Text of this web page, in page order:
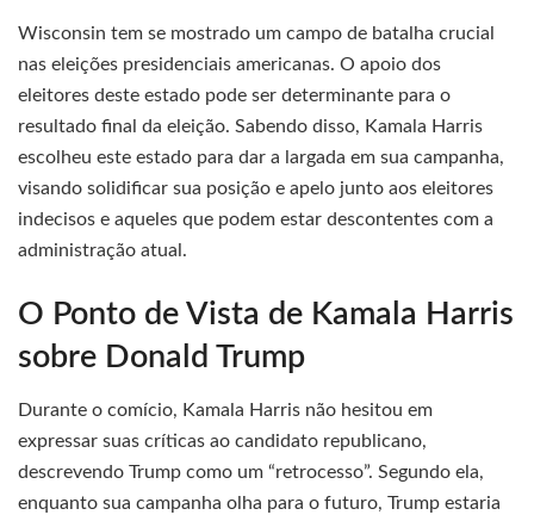
Wisconsin tem se mostrado um campo de batalha crucial
nas eleições presidenciais americanas. O apoio dos
eleitores deste estado pode ser determinante para o
resultado final da eleição. Sabendo disso, Kamala Harris
escolheu este estado para dar a largada em sua campanha,
visando solidificar sua posição e apelo junto aos eleitores
indecisos e aqueles que podem estar descontentes com a
administração atual.
O Ponto de Vista de Kamala Harris
sobre Donald Trump
Durante o comício, Kamala Harris não hesitou em
expressar suas críticas ao candidato republicano,
descrevendo Trump como um “retrocesso”. Segundo ela,
enquanto sua campanha olha para o futuro, Trump estaria